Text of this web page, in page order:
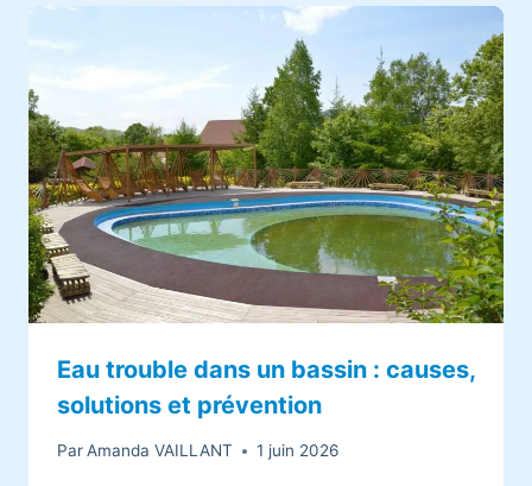
Eau trouble dans un bassin : causes,
solutions et prévention
ParAmanda VAILLANT 1 juin 2026